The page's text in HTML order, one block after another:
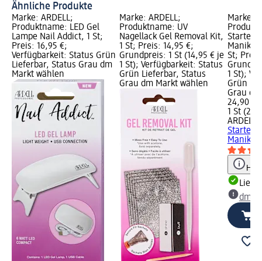
Ähnliche Produkte
Marke: ARDELL;
Produktname: LED Gel
Lampe Nail Addict, 1 St;
Preis: 16,95 €;
Verfügbarkeit: Status Grün
Lieferbar, Status Grau dm
Markt wählen
Marke: ARDELL;
Produktname: UV
Nagellack Gel Removal Kit,
1 St; Preis: 14,95 €;
Grundpreis: 1 St (14,95 € je
1 St); Verfügbarkeit: Status
Grün Lieferbar, Status
Grau dm Markt wählen
Marke:
St;
1 St);
Grün
Grau
24,90 €
1 St
ARDELL
dm